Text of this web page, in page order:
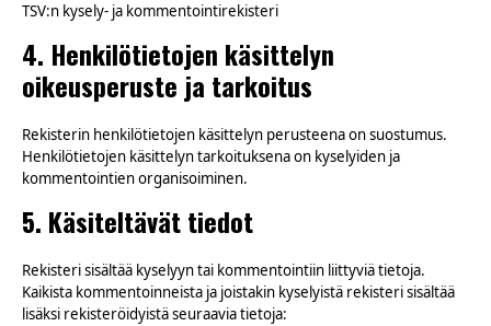
TSV:n kysely- ja kommentointirekisteri
4. Henkilötietojen käsittelyn
oikeusperuste ja tarkoitus
Rekisterin henkilötietojen käsittelyn perusteena on suostumus.
Henkilötietojen käsittelyn tarkoituksena on kyselyiden ja
kommentointien organisoiminen.
5. Käsiteltävät tiedot
Rekisteri sisältää kyselyyn tai kommentointiin liittyviä tietoja.
Kaikista kommentoinneista ja joistakin kyselyistä rekisteri sisältää
lisäksi rekisteröidyistä seuraavia tietoja: